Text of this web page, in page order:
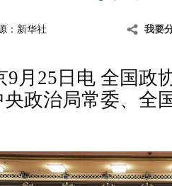
：新华社 我要
9月25日电 全国政
政治局常委、全